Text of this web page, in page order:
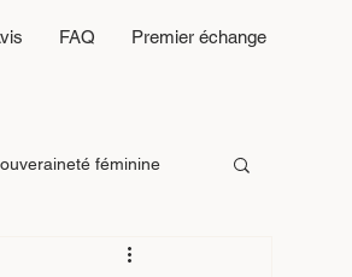
FAQ Premier échange
féminine
28 Portes